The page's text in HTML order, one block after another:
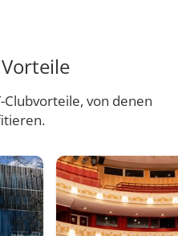
Clubvorteile, von denen